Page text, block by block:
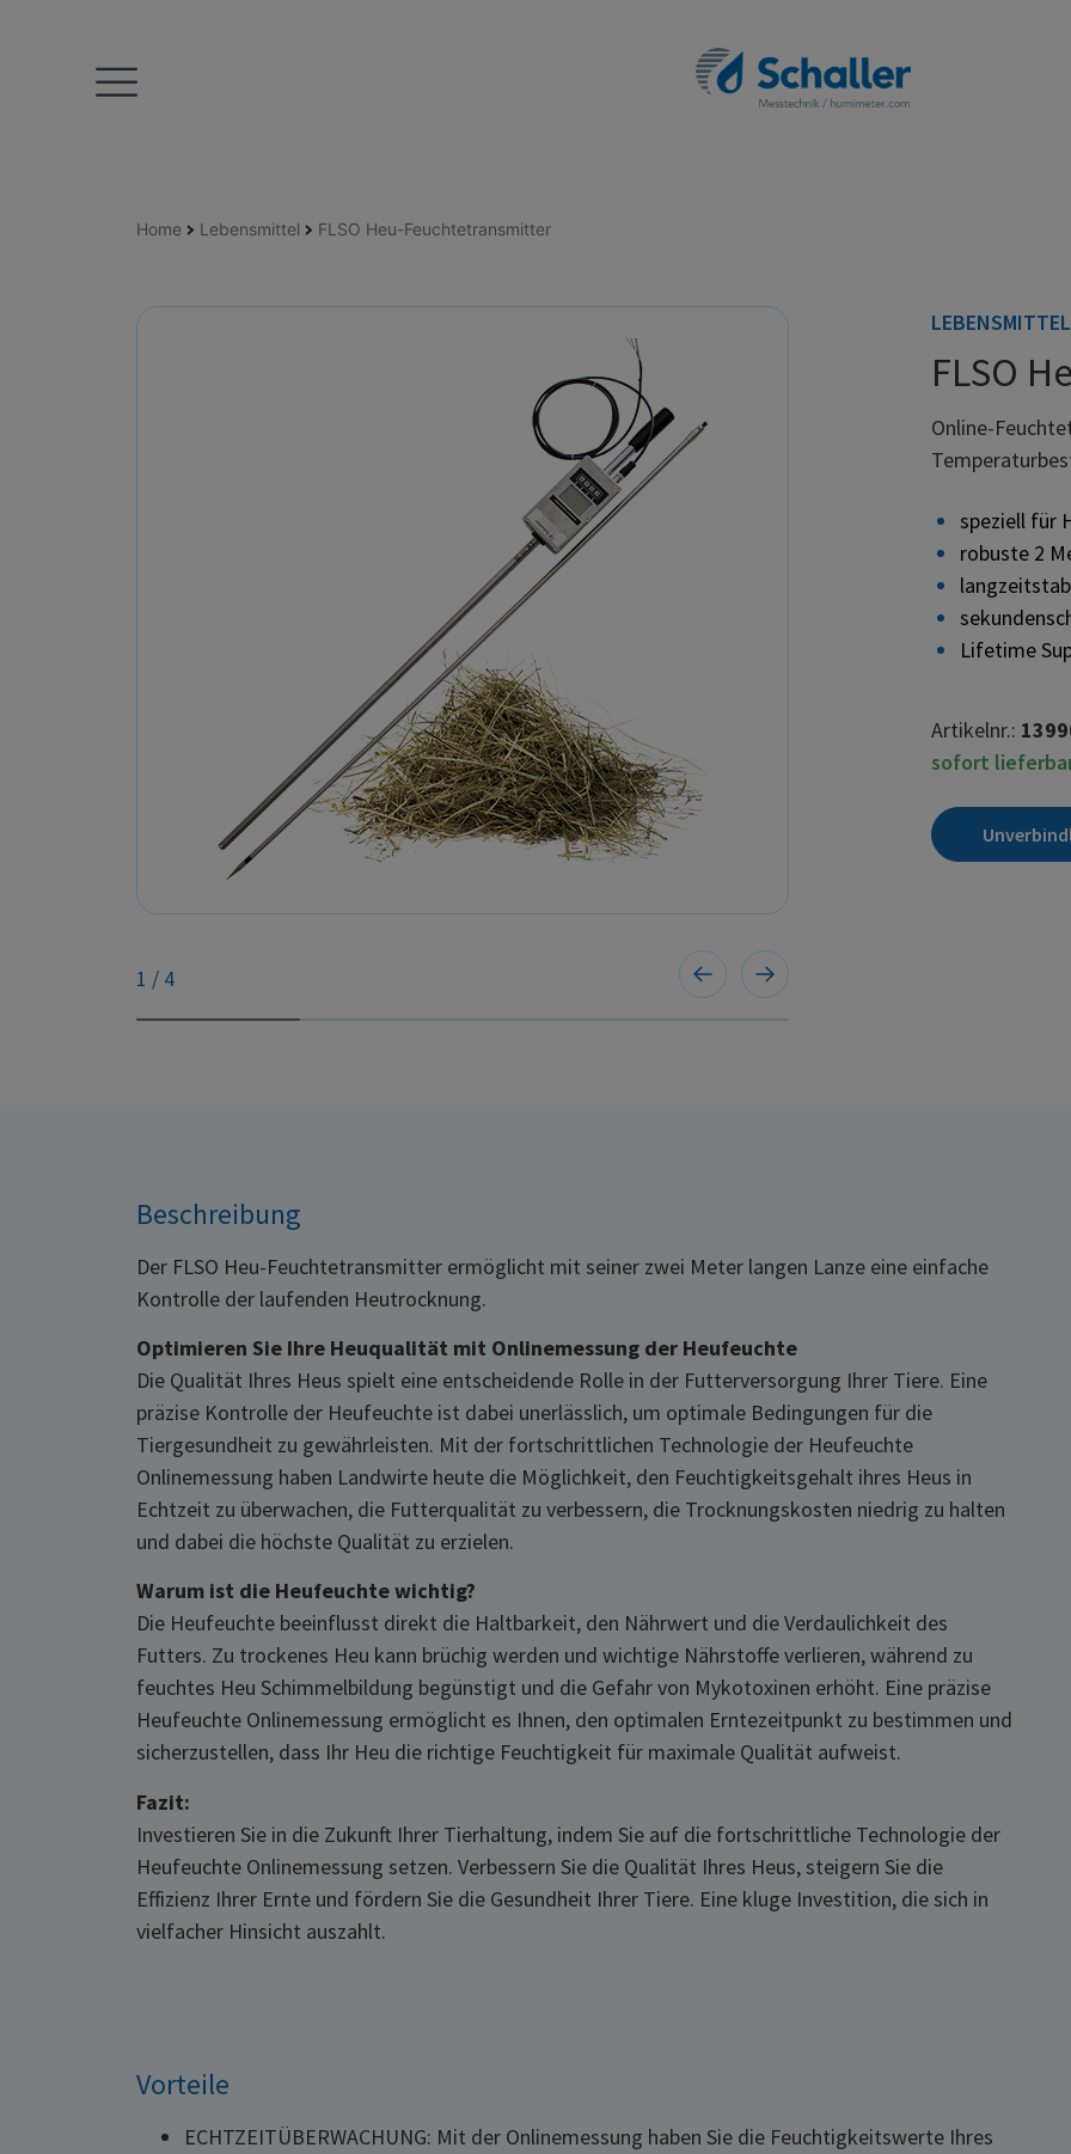
Home Lebensmittel FLSO Heu-Feuchtetransmitter
1 / 4
LEBENSMITTEL
FLSO
Online-
speziell für
robuste 2
Lifetime
Artikelnr.:
sofort
Beschreibung
Der FLSO Heu-Feuchtetransmitter ermöglicht mit seiner zwei Meter langen Lanze eine einfache
Kontrolle der laufenden Heutrocknung.
Optimieren Sie Ihre Heuqualität mit Onlinemessung der Heufeuchte
Die Qualität Ihres Heus spielt eine entscheidende Rolle in der Futterversorgung Ihrer Tiere. Eine
präzise Kontrolle der Heufeuchte ist dabei unerlässlich, um optimale Bedingungen für die
Tiergesundheit zu gewährleisten. Mit der fortschrittlichen Technologie der Heufeuchte
Onlinemessung haben Landwirte heute die Möglichkeit, den Feuchtigkeitsgehalt ihres Heus in
Echtzeit zu überwachen, die Futterqualität zu verbessern, die Trocknungskosten niedrig zu halten
und dabei die höchste Qualität zu erzielen.
Warum ist die Heufeuchte wichtig?
Die Heufeuchte beeinflusst direkt die Haltbarkeit, den Nährwert und die Verdaulichkeit des
Futters. Zu trockenes Heu kann brüchig werden und wichtige Nährstoffe verlieren, während zu
feuchtes Heu Schimmelbildung begünstigt und die Gefahr von Mykotoxinen erhöht. Eine präzise
Heufeuchte Onlinemessung ermöglicht es Ihnen, den optimalen Erntezeitpunkt zu bestimmen und
sicherzustellen, dass Ihr Heu die richtige Feuchtigkeit für maximale Qualität aufweist.
Fazit:
Investieren Sie in die Zukunft Ihrer Tierhaltung, indem Sie auf die fortschrittliche Technologie der
Heufeuchte Onlinemessung setzen. Verbessern Sie die Qualität Ihres Heus, steigern Sie die
Effizienz Ihrer Ernte und fördern Sie die Gesundheit Ihrer Tiere. Eine kluge Investition, die sich in
vielfacher Hinsicht auszahlt.
Vorteile
ECHTZEITÜBERWACHUNG: Mit der Onlinemessung haben Sie die Feuchtigkeitswerte Ihres